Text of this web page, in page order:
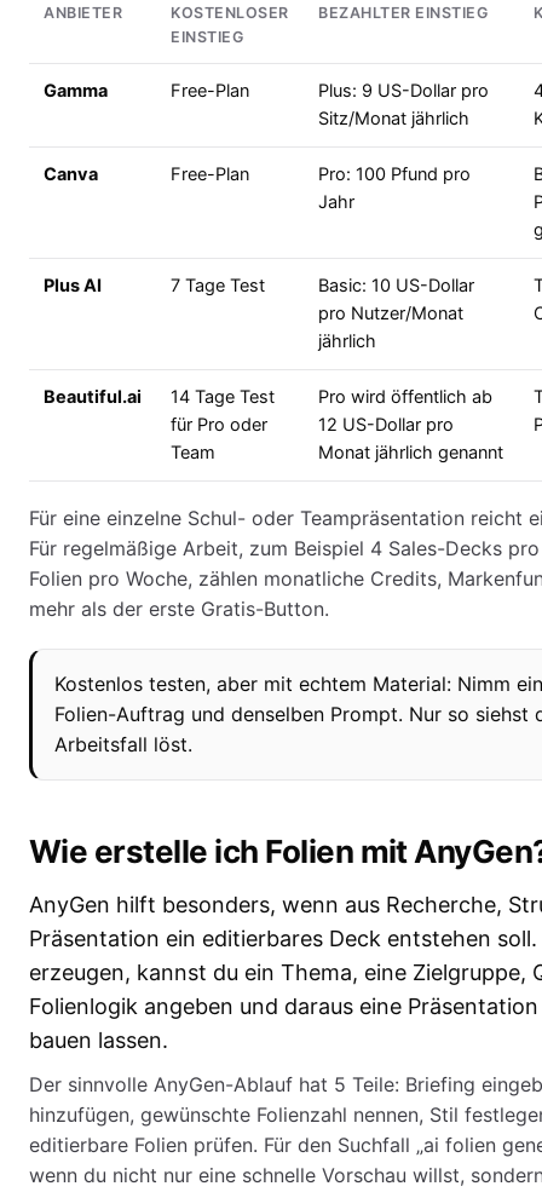
ANBIETER
KOSTENLOSER
EINSTIEG
BEZAHLTER EINSTIEG
Gamma Free-Plan
Plus: 9 US-Dollar pro
Sitz/Monat jährlich
Canva Free-Plan
Pro: 100 Pfund pro
Jahr
Plus AI 7 Tage Test
Basic: 10 US-Dollar
pro Nutzer/Monat
jährlich
Beautiful.ai
14 Tage Test
für Pro oder
Team
Pro wird öffentlich ab
12 US-Dollar pro
Monat jährlich genannt
Für eine einzelne Schul- oder Teampräsentation reicht
Für regelmäßige Arbeit, zum Beispiel 4 Sales-Decks
Folien pro Woche, zählen monatliche Credits,
mehr als der erste Gratis-Button.
Kostenlos testen, aber mit echtem Material: Nimm
Folien-Auftrag und denselben Prompt. Nur so siehst
Arbeitsfall löst.
Wie erstelle ich Folien mit
AnyGen hilft besonders, wenn aus Recherche,
Präsentation ein editierbares Deck entstehen
erzeugen, kannst du ein Thema, eine Zielgruppe,
Folienlogik angeben und daraus eine
bauen lassen.
Der sinnvolle AnyGen-Ablauf hat 5 Teile: Briefing
hinzufügen, gewünschte Folienzahl nennen, Stil
editierbare Folien prüfen. Für den Suchfall „ai folien
wenn du nicht nur eine schnelle Vorschau willst,